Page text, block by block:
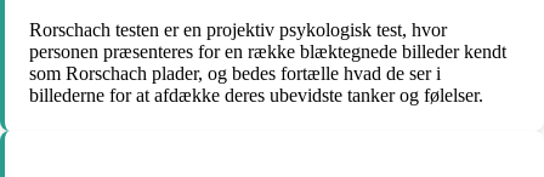
Rorschach testen er en projektiv psykologisk test, hvor
personen præsenteres for en række blæktegnede billeder kendt
som Rorschach plader, og bedes fortælle hvad de ser i
billederne for at afdække deres ubevidste tanker og følelser.